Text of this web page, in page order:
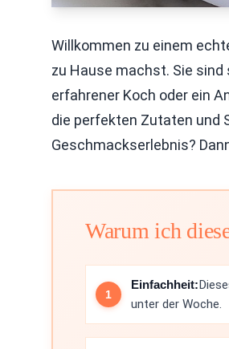
Willkommen zu einem
zu Hause machst. Sie sind
erfahrener Koch oder ein
die perfekten Zutaten und
Geschmackserlebnis?
Warum ich
Einfachheit:
unter der Woche.